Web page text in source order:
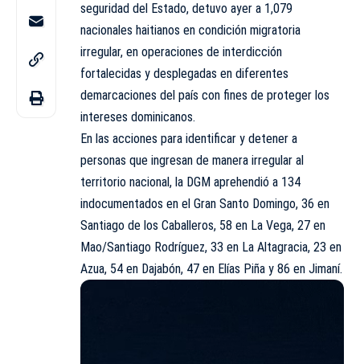
seguridad del Estado, detuvo ayer a 1,079
nacionales haitianos en condición migratoria
irregular, en operaciones de interdicción
fortalecidas y desplegadas en diferentes
demarcaciones del país con fines de proteger los
intereses dominicanos.
En las acciones para identificar y detener a
personas que ingresan de manera irregular al
territorio nacional, la DGM aprehendió a 134
indocumentados en el Gran Santo Domingo, 36 en
Santiago de los Caballeros, 58 en La Vega, 27 en
Mao/Santiago Rodríguez, 33 en La Altagracia, 23 en
Azua, 54 en Dajabón, 47 en Elías Piña y 86 en Jimaní.